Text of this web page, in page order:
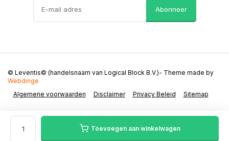
Toevoegen aan winkelwagen
Abonneer
Algemene voorwaarden Disclaimer Privacy Beleid Sitemap
© Leventis© (handelsnaam van Logical Block B.V.)- Theme made by
Webdinge